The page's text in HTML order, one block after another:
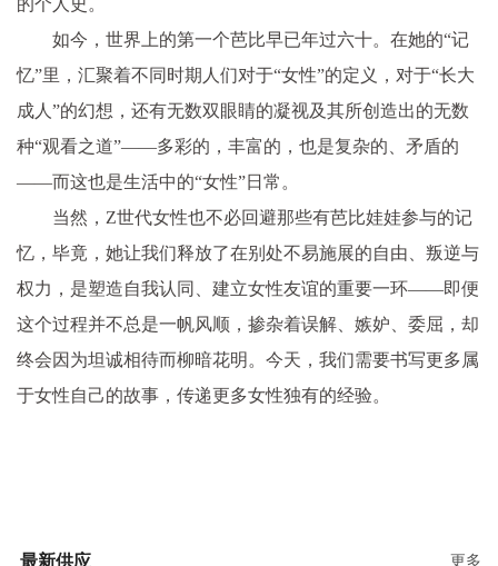
如今，世界上的第一个芭比早已年过六十。在她的“记
忆”里，汇聚着不同时期人们对于“女性”的定义，对于“长大
成人”的幻想，还有无数双眼睛的凝视及其所创造出的无数
种“观看之道”——多彩的，丰富的，也是复杂的、矛盾的
——而这也是生活中的“女性”日常。
当然，Z世代女性也不必回避那些有芭比娃娃参与的记
忆，毕竟，她让我们释放了在别处不易施展的自由、叛逆与
权力，是塑造自我认同、建立女性友谊的重要一环——即便
这个过程并不总是一帆风顺，掺杂着误解、嫉妒、委屈，却
终会因为坦诚相待而柳暗花明。今天，我们需要书写更多属
于女性自己的故事，传递更多女性独有的经验。
最新供应 更多